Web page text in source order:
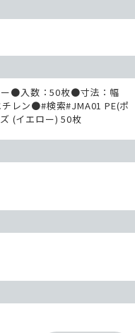
●入数：50枚●寸法：幅
レン●#検索#JMA01 PE(ポ
(イエロー) 50枚